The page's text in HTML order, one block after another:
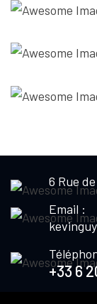
6 Rue
Email :
+33 6